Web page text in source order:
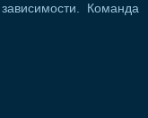
Команда